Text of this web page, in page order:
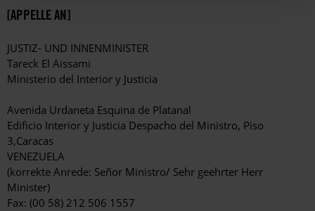
[APPELLE AN]
JUSTIZ- UND INNENMINISTER
Tareck El Aissami
Ministerio del Interior y Justicia
Avenida Urdaneta Esquina de Platanal
Edificio Interior y Justicia Despacho del Ministro, Piso
3,Caracas
VENEZUELA
(korrekte Anrede: Señor Ministro/ Sehr geehrter Herr
Minister)
Fax: (00 58) 212 506 1557